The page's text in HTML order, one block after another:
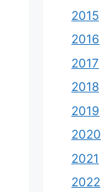
2015
2016
2017
2018
2019
2020
2021
2022